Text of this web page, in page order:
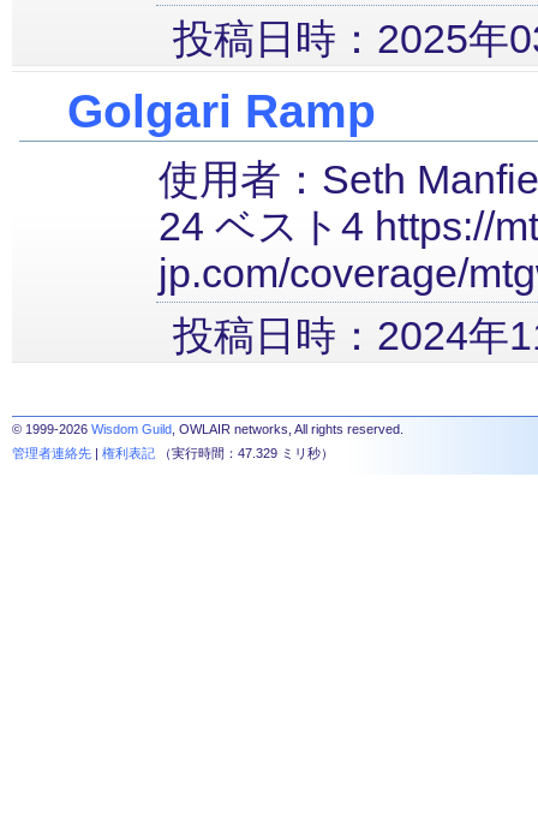
投稿日時：2025年
Golgari Ramp
使用者：Seth
24 ベスト4 https://
jp.com/coverage/
投稿日時：2024年
© 1999-2026 Wisdom Guild , OWLAIR networks, All rights reserved.
管理者連絡先 | 権利表記 （実行時間：47.329 ミリ秒）